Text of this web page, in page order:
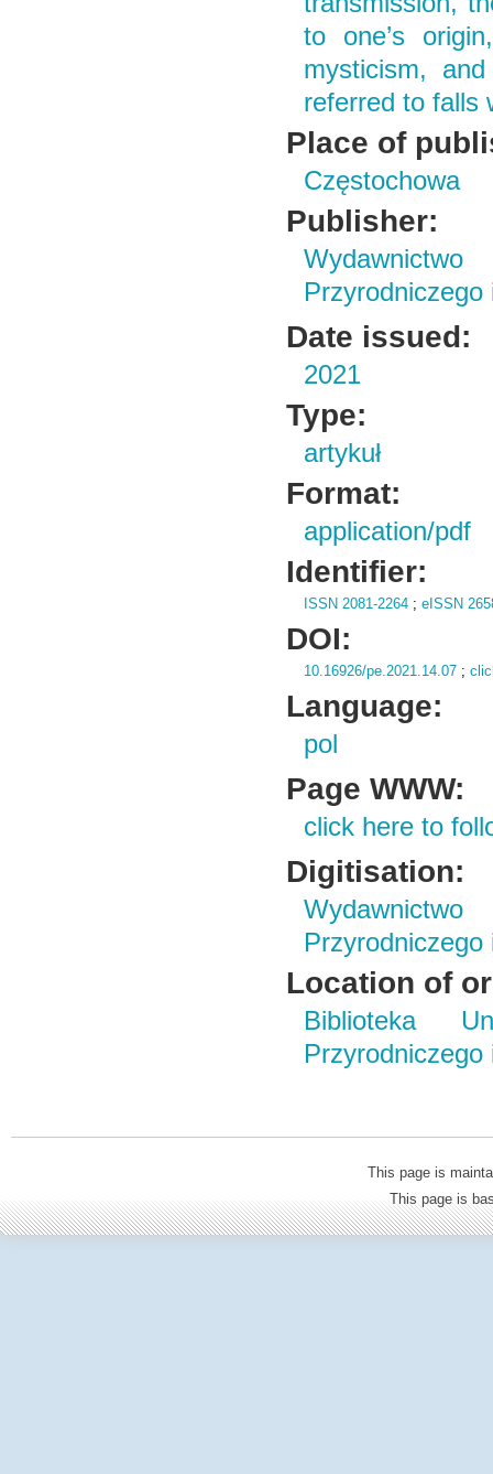
to one’s
mysticism,
referred to falls
Place of
Częstochowa
Publisher:
Przyrodniczego
Date issued:
2021
Type:
artykuł
Format:
application/pdf
Identifier:
ISSN 2081-2264 ;eISSN
DOI:
10.16926/pe.2021.14.07 ;
Language:
pol
Page WWW:
click here to
Digitisation:
Przyrodniczego
Location of
Biblioteka
Przyrodniczego
This page is
This page is